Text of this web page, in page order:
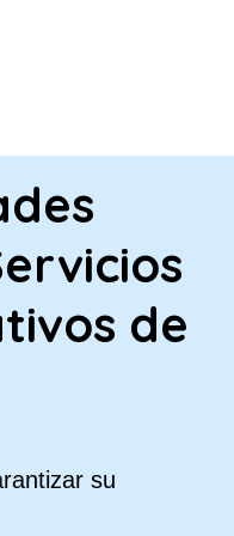
de
su